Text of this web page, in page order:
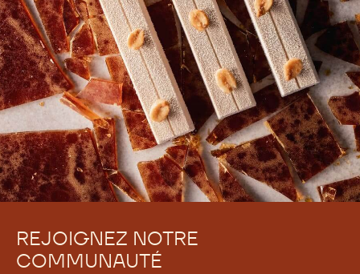
REJOIGNEZ NOTRE
COMMUNAUTÉ